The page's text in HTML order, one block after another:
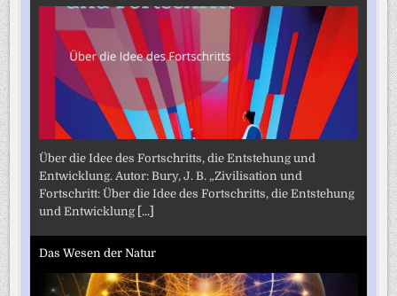
Über die Idee des Fortschritts, die Entstehung und
Entwicklung. Autor: Bury, J. B. „Zivilisation und
Fortschritt: Über die Idee des Fortschritts, die Entstehung
und Entwicklung [...]
Das Wesen der Natur